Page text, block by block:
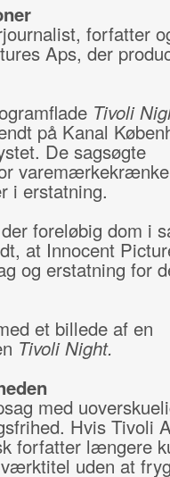
forfatter
Aps, der
Tivoli
på Kanal
De sagsøgte
i erstatning.
foreløbig dom i
at Innocent
og erstatning for
et billede af en
Tivoli Night.
med
Hvis Tivoli
forfatter længere
uden at